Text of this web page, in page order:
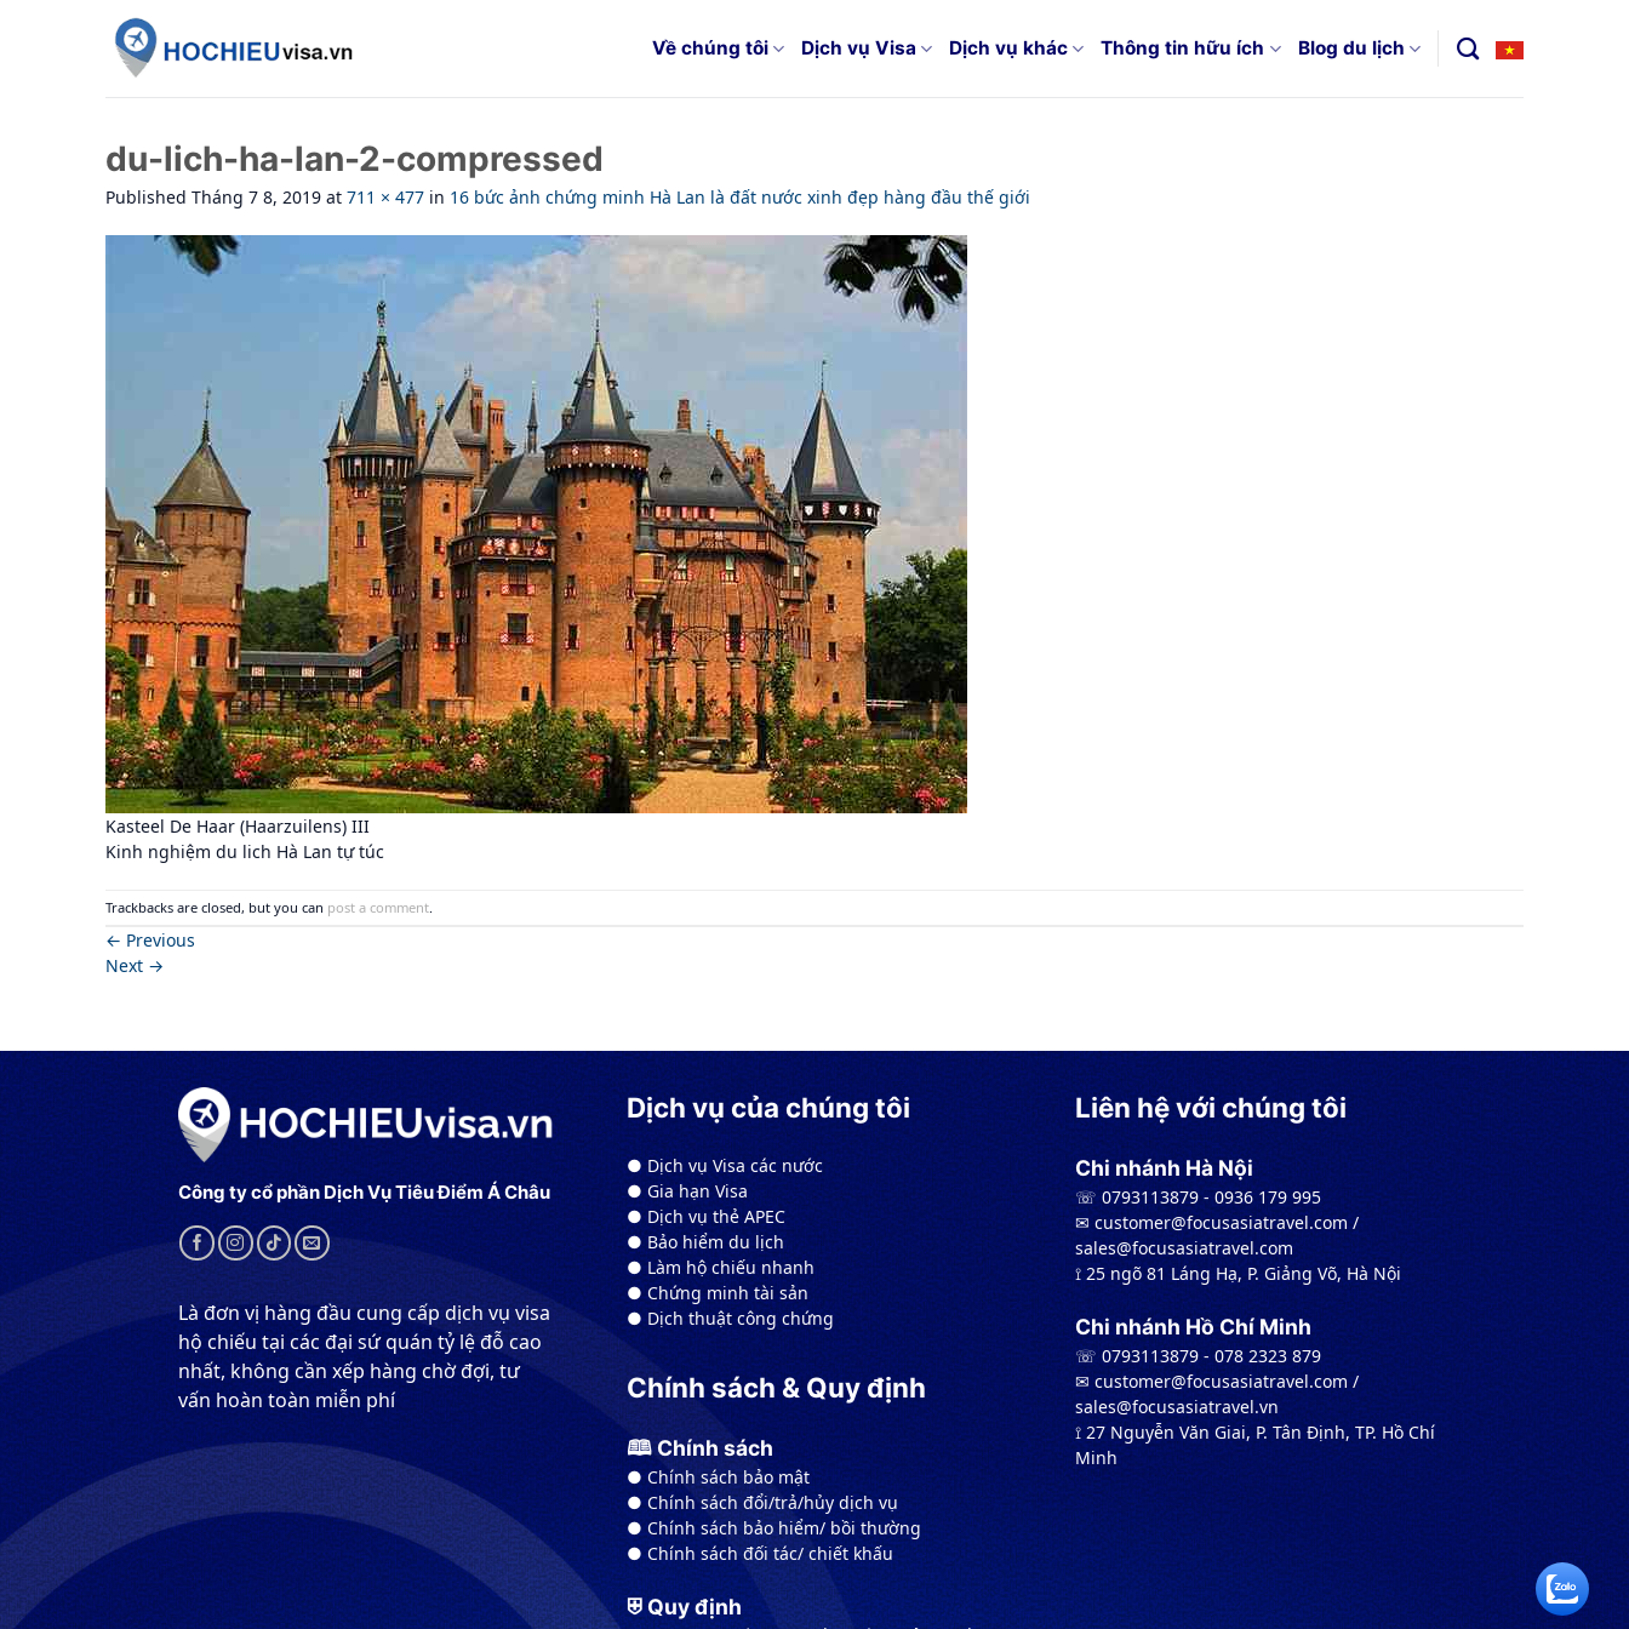
Về chúng tôi Dịch vụ Visa Dịch vụ khác Thông tin hữu ích Blog du lịch
du-lich-ha-lan-2-compressed
Published Tháng 7 8, 2019 at 711 × 477 in 16 bức ảnh chứng minh Hà Lan là đất nước xinh đẹp hàng đầu thế giới
Kasteel De Haar (Haarzuilens) III
Kinh nghiệm du lich Hà Lan tự túc
Trackbacks are closed, but you can post a comment
← Previous
Next →
Công ty cổ phần Dịch Vụ Tiêu Điểm Á Châu
Là đơn vị hàng đầu cung cấp dịch vụ visa
hộ chiếu tại các đại sứ quán tỷ lệ đỗ cao
nhất, không cần xếp hàng chờ đợi, tư
vấn hoàn toàn miễn phí
Dịch vụ của chúng tôi
● Dịch vụ Visa các nước
● Gia hạn Visa
● Dịch vụ thẻ APEC
● Bảo hiểm du lịch
● Làm hộ chiếu nhanh
● Chứng minh tài sản
● Dịch thuật công chứng
Chính sách & Quy định
🕮 Chính sách
● Chính sách bảo mật
● Chính sách đổi/trả/hủy dịch vụ
● Chính sách bảo hiểm/ bồi thường
● Chính sách đối tác/ chiết khấu
⛨ Quy định
Liên hệ với chúng tôi
Chi nhánh Hà Nội
☏ 0793113879 - 0936 179 995
✉︎ customer@focusasiatravel.com /
sales@focusasiatravel.com
⟟ 25 ngõ 81 Láng Hạ, P. Giảng Võ, Hà Nội
Chi nhánh Hồ Chí Minh
☏ 0793113879 - 078 2323 879
✉︎ customer@focusasiatravel.com /
sales@focusasiatravel.vn
⟟ 27 Nguyễn Văn Giai, P. Tân Định, TP. Hồ Chí
Minh